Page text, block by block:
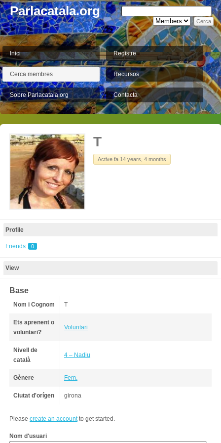
Parlacatala.org
Inici Registre
Cerca membres Recursos
Sobre Parlacatala.org Contacta
T
Active fa 14 years, 4 months
Profile
Friends 0
View
Base
Nom i Cognom T
Ets aprenent o
voluntari?
Voluntari
Nivell de
català
4 – Nadiu
Gènere Fem.
Ciutat d'orígen girona
Please create an accountto get started.
Nom d'usuari